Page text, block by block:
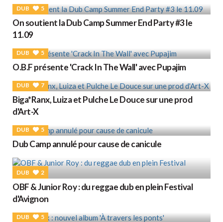
DUB 5
On soutient la Dub Camp Summer End Party #3 le
11.09
DUB 5
O.B.F présente 'Crack In The Wall' avec Pupajim
DUB 7
Biga*Ranx, Luiza et Pulche Le Douce sur une prod
d'Art-X
DUB 5
Dub Camp annulé pour cause de canicule
DUB 2
OBF & Junior Roy : du reggae dub en plein Festival
d'Avignon
DUB 5